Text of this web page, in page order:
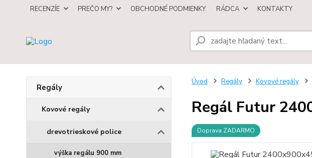
RECENZÍE PREČO MY? OBCHODNÉ PODMIENKY RÁDCA KONTAKTY
Regály
Kovové regály
drevotrieskové police
výška regálu 900 mm
Úvod Regály Kovové regály
Regál Futur
Doprava ZADARMO